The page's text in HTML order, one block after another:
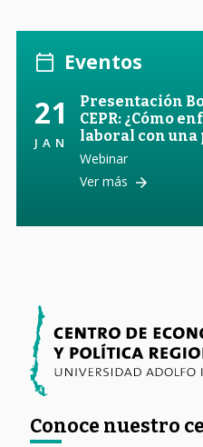
Eventos
21
JAN
Presentación
CEPR: ¿Cómo
laboral con
Webinar
Ver más
Conoce nuestro